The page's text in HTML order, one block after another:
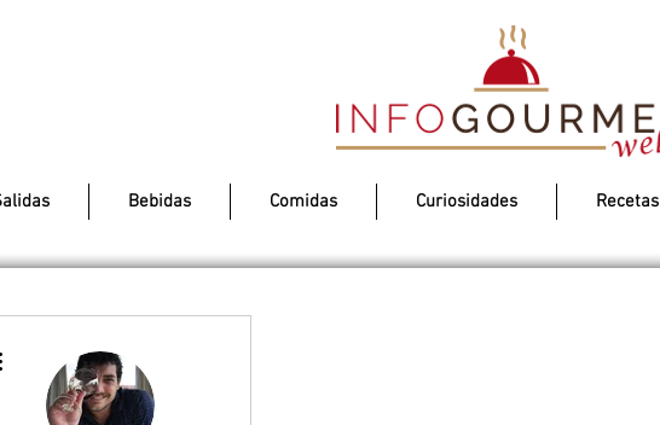
Bebidas Comidas Curiosidades Recetas